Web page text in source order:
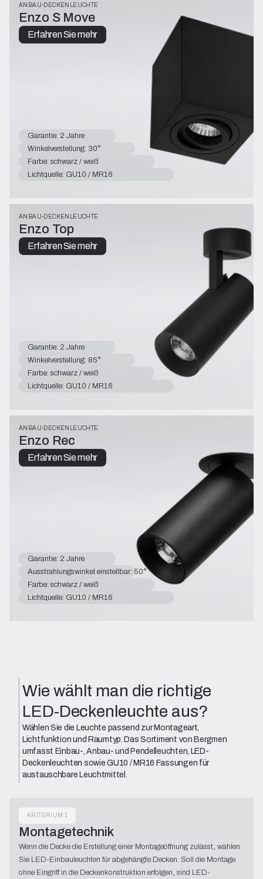
ANBAU-DECKENLEUCHTE
Enzo S Move
Erfahren Sie mehr
Garantie: 2 Jahre
Winkelverstellung: 30°
Farbe: schwarz / weiß
Lichtquelle: GU10 / MR16
ANBAU-DECKENLEUCHTE
Enzo Top
Erfahren Sie mehr
Garantie: 2 Jahre
Winkelverstellung: 85°
Farbe: schwarz / weiß
Lichtquelle: GU10 / MR16
ANBAU-DECKENLEUCHTE
Enzo Rec
Erfahren Sie mehr
Garantie: 2 Jahre
Ausstrahlungswinkel einstellbar: 50°
Farbe: schwarz / weiß
Lichtquelle: GU10 / MR16
Wie wählt man die richtige
LED-Deckenleuchte aus?
Wählen Sie die Leuchte passend zur Montageart,
Lichtfunktion und Raumtyp. Das Sortiment von Bergmen
umfasst Einbau-, Anbau- und Pendelleuchten, LED-
Deckenleuchten sowie GU10 / MR16 Fassungen für
austauschbare Leuchtmittel.
KRITERIUM 1
Montagetechnik
Wenn die Decke die Erstellung einer Montageöffnung zulässt, wählen
Sie LED-Einbauleuchten für abgehängte Decken. Soll die Montage
ohne Eingriff in die Deckenkonstruktion erfolgen, sind LED-